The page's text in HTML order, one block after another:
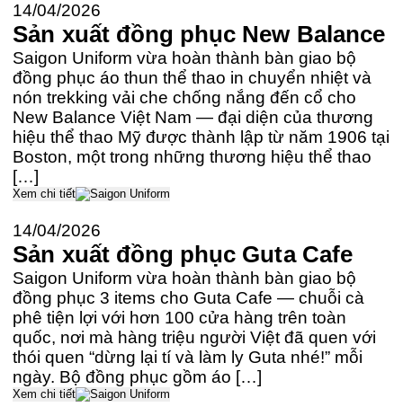
14/04/2026
Sản xuất đồng phục New Balance
Saigon Uniform vừa hoàn thành bàn giao bộ
đồng phục áo thun thể thao in chuyển nhiệt và
nón trekking vải che chống nắng đến cổ cho
New Balance Việt Nam — đại diện của thương
hiệu thể thao Mỹ được thành lập từ năm 1906 tại
Boston, một trong những thương hiệu thể thao
[…]
Xem chi tiết
14/04/2026
Sản xuất đồng phục Guta Cafe
Saigon Uniform vừa hoàn thành bàn giao bộ
đồng phục 3 items cho Guta Cafe — chuỗi cà
phê tiện lợi với hơn 100 cửa hàng trên toàn
quốc, nơi mà hàng triệu người Việt đã quen với
thói quen “dừng lại tí và làm ly Guta nhé!” mỗi
ngày. Bộ đồng phục gồm áo […]
Xem chi tiết